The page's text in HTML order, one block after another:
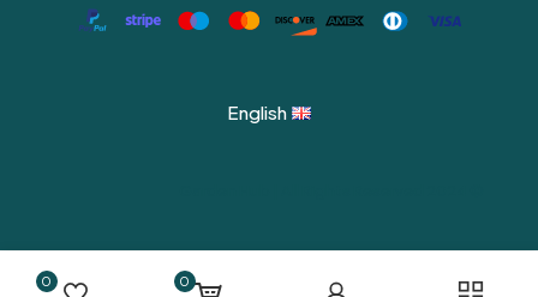
English
0
0